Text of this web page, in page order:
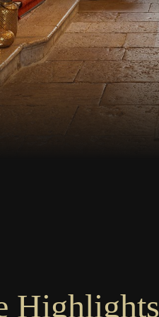
Highlights